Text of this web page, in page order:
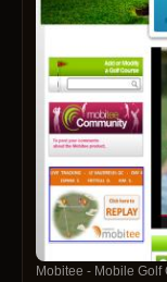
Mobitee - Mobile Golf